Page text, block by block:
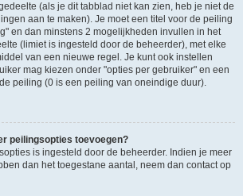
(als je dit tabblad niet kan zien, heb je niet de
aan te maken). Je moet een titel voor de peiling
en dan minstens 2 mogelijkheden invullen in het
(limiet is ingesteld door de beheerder), met elke
van een nieuwe regel. Je kunt ook instellen
mag kiezen onder "opties per gebruiker" en een
peiling (0 is een peiling van oneindige duur).
peilingsopties toevoegen?
is ingesteld door de beheerder. Indien je meer
dan het toegestane aantal, neem dan contact op